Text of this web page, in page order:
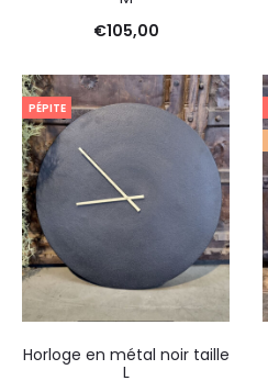
€105,00
PÉPITE
Horloge en métal noir taille
L